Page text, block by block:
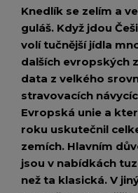
drahota
Knedlík se zelím a
guláš. Když jdou
volí tučnější jídla
dalších evropských
data z velkého
stravovacích
Evropská unie a
roku uskutečnil
zemích. Hlavním
jsou v nabídkách
než ta klasická. V